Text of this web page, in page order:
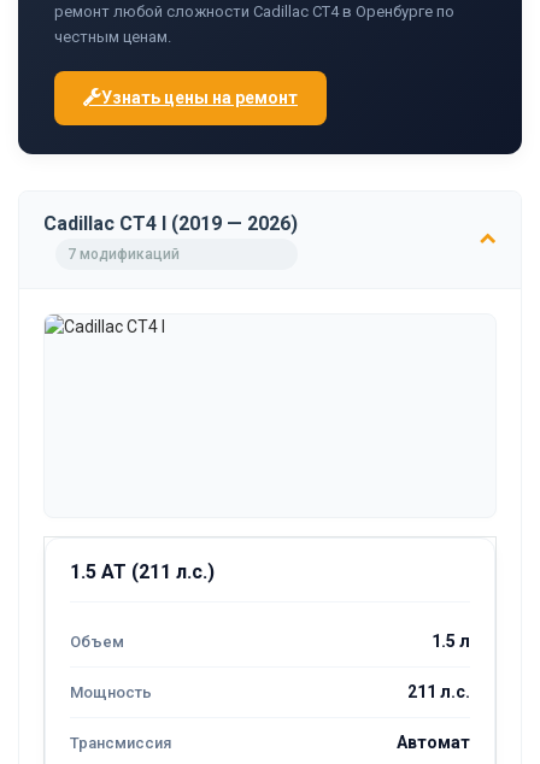
ремонт любой сложности Cadillac CT4 в Оренбурге по
честным ценам.
Узнать цены на ремонт
Cadillac CT4 I (2019 — 2026)
7 модификаций
1.5 AT (211 л.с.)
1.5 л
211 л.с.
Автомат